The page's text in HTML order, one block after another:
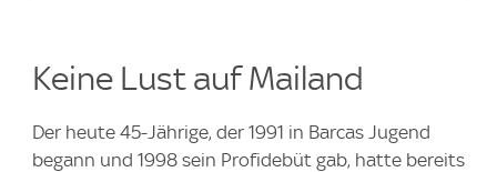
Keine Lust auf Mailand
Der heute 45-Jährige, der 1991 in Barcas Jugend
begann und 1998 sein Profidebüt gab, hatte bereits